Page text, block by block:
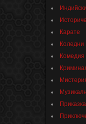
Индийски
Карате
Коледни
Комедия
Приказка